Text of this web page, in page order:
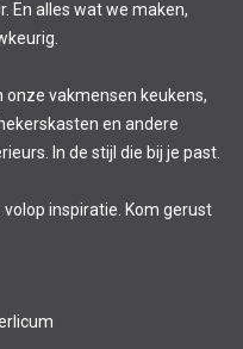
En alles wat we maken,
onze vakmensen keukens,
en andere
In de stijl die bij je past.
inspiratie. Kom gerust